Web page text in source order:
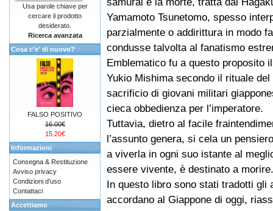
Yamamoto Tsunetomo, spesso
parzialmente o addirittura in modo
condusse talvolta al fanatismo
Emblematico fu a questo proposito
Yukio Mishima secondo il rituale
sacrificio di giovani militari
cieca obbedienza per l’imperatore.
Tuttavia, dietro al facile
l’assunto genera, si cela un
a viverla in ogni suo istante al
essere vivente, è destinato a morire.
In questo libro sono stati tradotti gli
accordano al Giappone di oggi,
Usa parole chiave per
cercare il prodotto
desiderato.
Ricerca avanzata
Cosa c'e' di nuovo?
FALSO POSITIVO
16.00€
15.20€
Informazioni
Consegna & Restituzione
Avviso privacy
Condizioni d'uso
Contattaci
Accettiamo